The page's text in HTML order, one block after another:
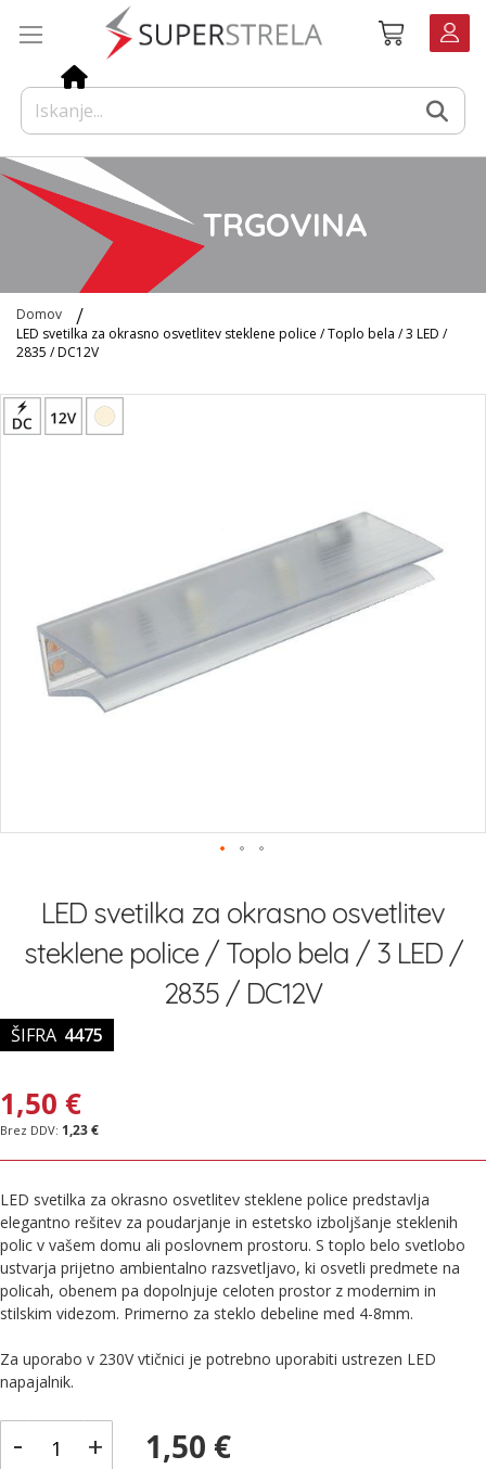
Košarica
TRGOVINA
Domov
LED svetilka za okrasno osvetlitev steklene police / Toplo bela / 3 LED /
2835 / DC12V
Preskoči
na
začetek
galerije
LED svetilka za okrasno osvetlitev
steklene police / Toplo bela / 3 LED /
2835 / DC12V
ŠIFRA 4475
1,50 €
1,23 €
LED svetilka za okrasno osvetlitev steklene police predstavlja
elegantno rešitev za poudarjanje in estetsko izboljšanje steklenih
polic v vašem domu ali poslovnem prostoru. S toplo belo svetlobo
ustvarja prijetno ambientalno razsvetljavo, ki osvetli predmete na
policah, obenem pa dopolnjuje celoten prostor z modernim in
stilskim videzom. Primerno za steklo debeline med 4-8mm.
Za uporabo v 230V vtičnici je potrebno uporabiti ustrezen LED
napajalnik.
- + 1,50 €